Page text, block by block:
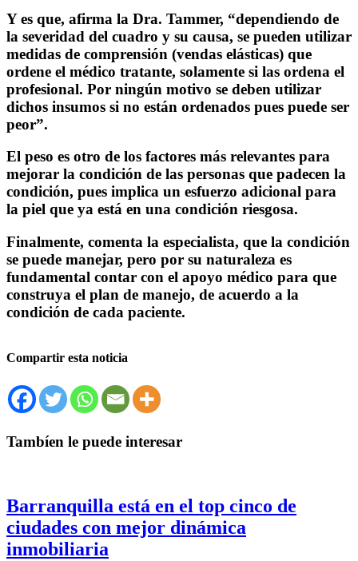
Y es que, afirma la Dra. Tammer, “dependiendo de
la severidad del cuadro y su causa, se pueden utilizar
medidas de comprensión (vendas elásticas) que
ordene el médico tratante, solamente si las ordena el
profesional. Por ningún motivo se deben utilizar
dichos insumos si no están ordenados pues puede ser
peor”.
El peso es otro de los factores más relevantes para
mejorar la condición de las personas que padecen la
condición, pues implica un esfuerzo adicional para
la piel que ya está en una condición riesgosa.
Finalmente, comenta la especialista, que la condición
se puede manejar, pero por su naturaleza es
fundamental contar con el apoyo médico para que
construya el plan de manejo, de acuerdo a la
condición de cada paciente.
Compartir esta noticia
Tambíen le puede interesar
Barranquilla está en el top cinco de
ciudades con mejor dinámica
inmobiliaria